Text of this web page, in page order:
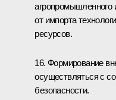
агропромышленного
от импорта
ресурсов.
16. Формирование
осуществляться с
безопасности.